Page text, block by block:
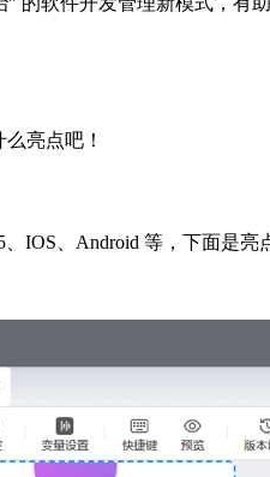
亮点吧！
IOS、Android 等，下面是亮